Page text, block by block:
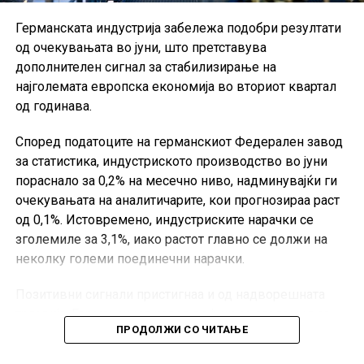
Германската индустрија забележа подобри резултати
од очекувањата во јуни, што претставува
дополнителен сигнал за стабилизирање на
најголемата европска економија во вториот квартал
од годинава.
Според податоците на германскиот Федерален завод
за статистика, индустриското производство во јуни
пораснало за 0,2% на месечно ниво, надминувајќи ги
очекувањата на аналитичарите, кои прогнозираа раст
од 0,1%. Истовремено, индустриските нарачки се
зголемиле за 3,1%, иако растот главно се должи на
неколку големи поединечни нарачки.
трговија. Германскиот извоз во јуни се зголемил за
0,9% во однос на претходниот месец, значително над
ПРОДОЛЖИ СО ЧИТАЊЕ